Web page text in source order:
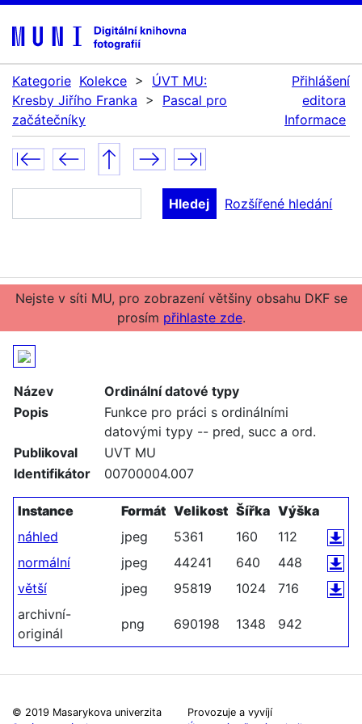
Kategorie Kolekce >
ÚVT MU:
Kresby Jiřího Franka >
Pascal pro
začátečníky
Přihlášení
editora
Informace
Rozšířené hledání
Nejste v síti MU, pro zobrazení většiny obsahu DKF se
prosím přihlaste zde.
Název
Ordinální datové typy
Popis
Funkce pro práci s ordinálními
datovými typy -- pred, succ a ord.
Publikoval
UVT MU
Identifikátor
00700004.007
Instance Formát Velikost Šířka Výška
náhled
jpeg 5361 160
112
normální
jpeg 44241 640
448
větší
jpeg 95819 1024
716
archivní-
originál
png 690198 1348 942
© 2019 Masarykova univerzita
Provozuje a vyvíjí